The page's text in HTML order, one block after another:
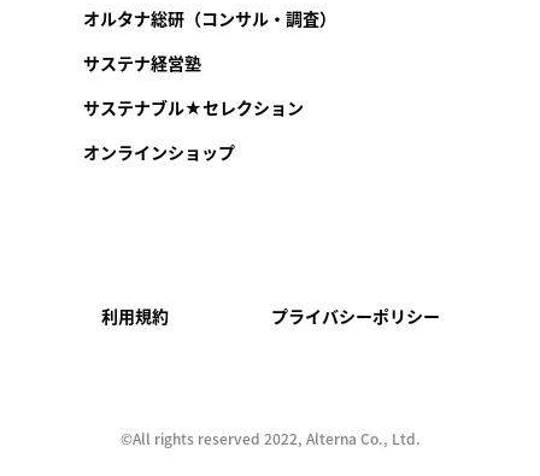
オルタナ総研（コンサル・調査）
サステナ経営塾
サステナブル★セレクション
オンラインショップ
利用規約 プライバシーポリシー
©︎All rights reserved 2022, Alterna Co., Ltd.